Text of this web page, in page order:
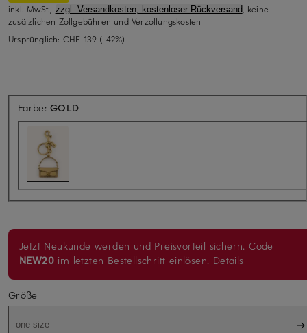
inkl. MwSt., zzgl. Versandkosten, kostenloser Rückversand, keine
zusätzlichen Zollgebühren und Verzollungskosten
Ursprünglich: CHF 139 (-42%)
Farbe:GOLD
Jetzt Neukunde werden und Preisvorteil sichern. Code
NEW20 im letzten Bestellschritt einlösen. Details
Größe
one size